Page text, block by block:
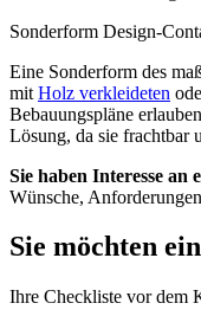
Sonderform Design-
Eine Sonderform des
mit Holz verkleideten
Bebauungspläne
Lösung, da sie frachtbar
Sie haben Interesse an
Wünsche,
Sie möchten
Ihre Checkliste vor dem